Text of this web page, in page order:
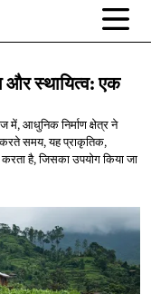
और स्थायित्व: एक
में, आधुनिक निर्माण क्षेत्र ने
समय, यह प्राकृतिक,
है, जिसका उपयोग किया जा